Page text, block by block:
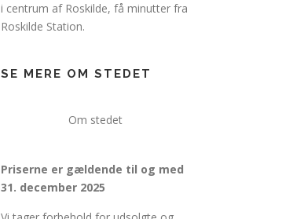
i centrum af Roskilde, få minutter fra
Roskilde Station.
SE MERE OM STEDET
Om stedet
Priserne er gældende til og med
31. december 2025